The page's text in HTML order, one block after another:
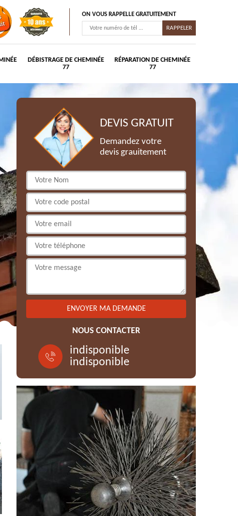
ON VOUS RAPPELLE GRATUITEMENT
DÉBISTRAGE DE CHEMINÉE
77
RÉPARATION DE CHEMINÉE
77
DEVIS GRATUIT
Demandez votre
devis grauitement
NOUS CONTACTER
indisponible
indisponible